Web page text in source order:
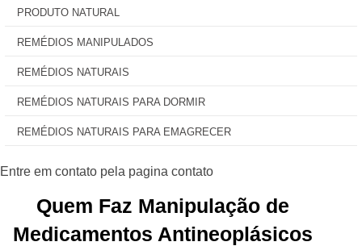
PRODUTO NATURAL
REMÉDIOS MANIPULADOS
REMÉDIOS NATURAIS
REMÉDIOS NATURAIS PARA DORMIR
REMÉDIOS NATURAIS PARA EMAGRECER
Quem Faz Manipulação de
Medicamentos Antineoplásicos